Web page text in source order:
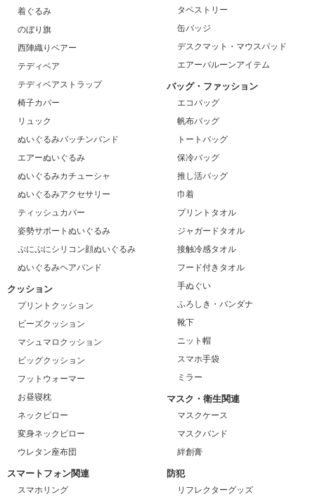
着ぐるみ
のぼり旗
西陣織りベアー
テディベア
テディベアストラップ
椅子カバー
リュック
ぬいぐるみパッチンバンド
エアーぬいぐるみ
ぬいぐるみカチューシャ
ぬいぐるみアクセサリー
ティッシュカバー
姿勢サポートぬいぐるみ
ぷにぷにシリコン顔ぬいぐるみ
ぬいぐるみヘアバンド
クッション
プリントクッション
ビーズクッション
マシュマロクッション
ビッグクッション
フットウォーマー
お昼寝枕
ネックピロー
変身ネックピロー
ウレタン座布団
スマートフォン関連
スマホリング
タペストリー
缶バッジ
デスクマット・マウスパッド
エアーバルーンアイテム
バッグ・ファッション
エコバッグ
帆布バッグ
トートバッグ
保冷バッグ
推し活バッグ
巾着
プリントタオル
ジャガードタオル
接触冷感タオル
フード付きタオル
手ぬぐい
ふろしき・バンダナ
靴下
ニット帽
スマホ手袋
ミラー
マスク・衛生関連
マスクケース
マスクバンド
絆創膏
防犯
リフレクターグッズ